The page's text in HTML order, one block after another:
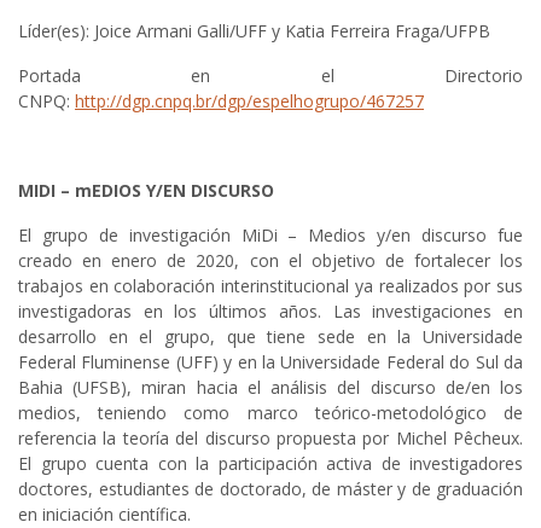
Líder(es): Joice Armani Galli/UFF y Katia Ferreira Fraga/UFPB
Portada en el Directorio
CNPQ: http://dgp.cnpq.br/dgp/espelhogrupo/467257
MIDI – mEDIOS Y/EN DISCURSO
El grupo de investigación MiDi – Medios y/en discurso fue
creado en enero de 2020, con el objetivo de fortalecer los
trabajos en colaboración interinstitucional ya realizados por sus
investigadoras en los últimos años. Las investigaciones en
desarrollo en el grupo, que tiene sede en la Universidade
Federal Fluminense (UFF) y en la Universidade Federal do Sul da
Bahia (UFSB), miran hacia el análisis del discurso de/en los
medios, teniendo como marco teórico-metodológico de
referencia la teoría del discurso propuesta por Michel Pêcheux.
El grupo cuenta con la participación activa de investigadores
doctores, estudiantes de doctorado, de máster y de graduación
en iniciación científica.